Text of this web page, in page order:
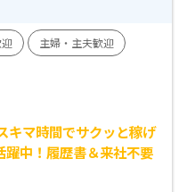
主婦・主夫歓迎
マ時間でサクッと稼げ
中！履歴書＆来社不要